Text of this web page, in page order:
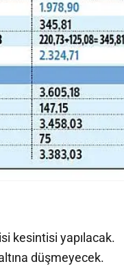
kesintisi yapılacak.
düşmeyecek.